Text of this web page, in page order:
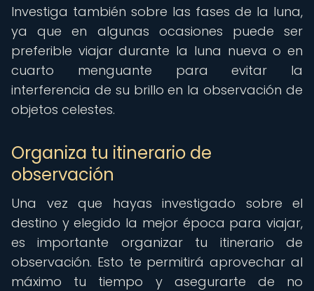
Investiga también sobre las fases de la luna,
ya que en algunas ocasiones puede ser
preferible viajar durante la luna nueva o en
cuarto menguante para evitar la
interferencia de su brillo en la observación de
objetos celestes.
Organiza tu itinerario de
observación
Una vez que hayas investigado sobre el
destino y elegido la mejor época para viajar,
es importante organizar tu itinerario de
observación. Esto te permitirá aprovechar al
máximo tu tiempo y asegurarte de no